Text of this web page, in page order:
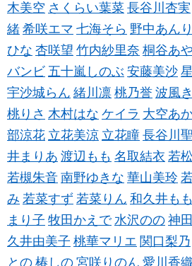
木美空 さくらい葉菜 長谷川杏実
緒 希咲エマ 七海そら 野中あんり
ひな 杏咲望 竹内紗里奈 桐谷あや
バンビ 五十嵐しのぶ 安藤美沙
宇沙城らん 緒川凛 桃乃誉 波風
桃りさ 木村はな ケイラ 大空あ
部涼花 立花美涼 立花瞳 長谷川
井まりあ 渡辺もも 名取結衣 若
若槻朱音 南野ゆきな 華山美玲
み 若菜すず 若菜りん 和久井もも
まり子 牧田かえで 水沢のの 神
久井由美子 桃華マリエ 関口梨乃
との 椿しの 宮咲りのん 愛川香